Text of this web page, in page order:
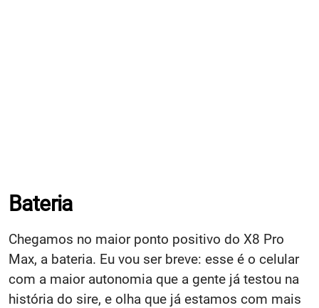
Bateria
Chegamos no maior ponto positivo do X8 Pro
Max, a bateria. Eu vou ser breve: esse é o celular
com a maior autonomia que a gente já testou na
história do sire, e olha que já estamos com mais